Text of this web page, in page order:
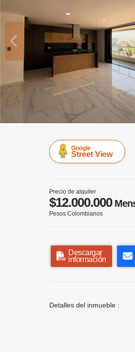
Google
Street View
Precio de alquiler
$12.000.000
Pesos Colombianos
Descargar
información
Detalles del inmueble :